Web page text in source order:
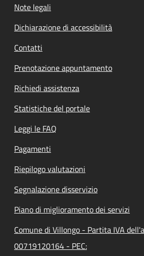
Note legali
Dichiarazione di accessibilità
Contatti
Prenotazione appuntamento
Richiedi assistenza
Statistiche del portale
Leggi le FAQ
Pagamenti
Riepilogo valutazioni
Segnalazione disservizio
Piano di miglioramento dei servizi
Comune di Villongo - Partita IVA
00719120164 - PEC: